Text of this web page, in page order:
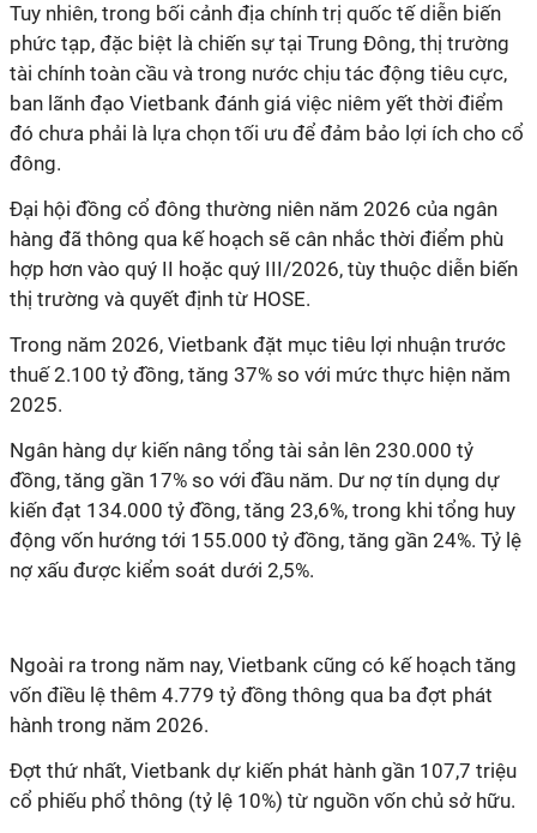
Tuy nhiên, trong bối cảnh địa chính trị quốc tế diễn biến
phức tạp, đặc biệt là chiến sự tại Trung Đông, thị trường
tài chính toàn cầu và trong nước chịu tác động tiêu cực,
ban lãnh đạo Vietbank đánh giá việc niêm yết thời điểm
đó chưa phải là lựa chọn tối ưu để đảm bảo lợi ích cho cổ
đông.
Đại hội đồng cổ đông thường niên năm 2026 của ngân
hàng đã thông qua kế hoạch sẽ cân nhắc thời điểm phù
hợp hơn vào quý II hoặc quý III/2026, tùy thuộc diễn biến
thị trường và quyết định từ HOSE.
Trong năm 2026, Vietbank đặt mục tiêu lợi nhuận trước
thuế2.100 tỷ đồng, tăng 37% so với mức thực hiện năm
2025.
Ngân hàng dự kiến nâng tổng tài sản lên 230.000 tỷ
đồng, tăng gần 17% so với đầu năm. Dư nợ tín dụng dự
kiến đạt 134.000 tỷ đồng, tăng 23,6%, trong khi tổng huy
động vốn hướng tới 155.000 tỷ đồng, tăng gần 24%. Tỷ lệ
nợ xấu được kiểm soát dưới 2,5%.
Ngoài ra trong năm nay, Vietbank cũng có kế hoạch tăng
vốn điều lệ thêm 4.779 tỷ đồng thông qua ba đợt phát
hành trong năm 2026.
Đợt thứ nhất, Vietbank dự kiến phát hành gần 107,7 triệu
cổ phiếu phổ thông (tỷ lệ 10%) từ nguồn vốn chủ sở hữu.